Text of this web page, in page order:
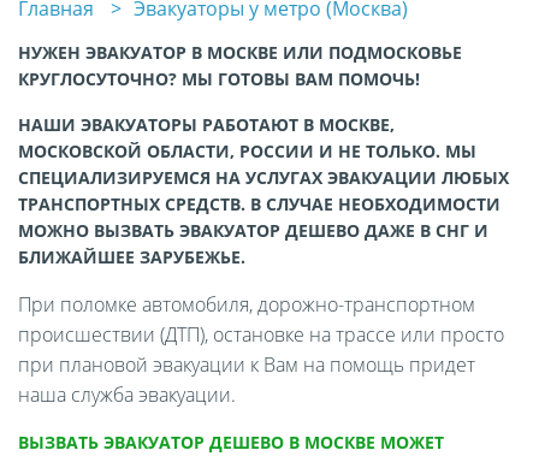
Главная Эвакуаторы у метро (Москва)
НУЖЕН ЭВАКУАТОР В МОСКВЕ ИЛИ ПОДМОСКОВЬЕ
КРУГЛОСУТОЧНО? МЫ ГОТОВЫ ВАМ ПОМОЧЬ!
НАШИ ЭВАКУАТОРЫ РАБОТАЮТ В МОСКВЕ,
МОСКОВСКОЙ ОБЛАСТИ, РОССИИ И НЕ ТОЛЬКО. МЫ
СПЕЦИАЛИЗИРУЕМСЯ НА УСЛУГАХ ЭВАКУАЦИИ ЛЮБЫХ
ТРАНСПОРТНЫХ СРЕДСТВ. В СЛУЧАЕ НЕОБХОДИМОСТИ
МОЖНО ВЫЗВАТЬ ЭВАКУАТОР ДЕШЕВО ДАЖЕ В СНГ И
БЛИЖАЙШЕЕ ЗАРУБЕЖЬЕ.
При поломке автомобиля, дорожно-транспортном
происшествии (ДТП), остановке на трассе или просто
при плановой эвакуации к Вам на помощь придет
наша служба эвакуации.
ВЫЗВАТЬ ЭВАКУАТОР ДЕШЕВО В МОСКВЕ МОЖЕТ